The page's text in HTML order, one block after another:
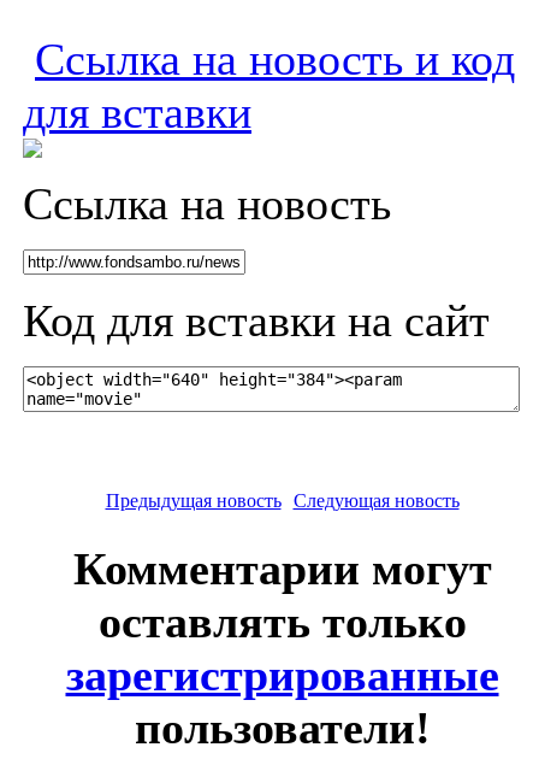
Ссылка на новость и код
для вставки
Ссылка на новость
Код для вставки на сайт
Предыдущая новость Следующая новость
Комментарии могут
оставлять только
зарегистрированные
пользователи!